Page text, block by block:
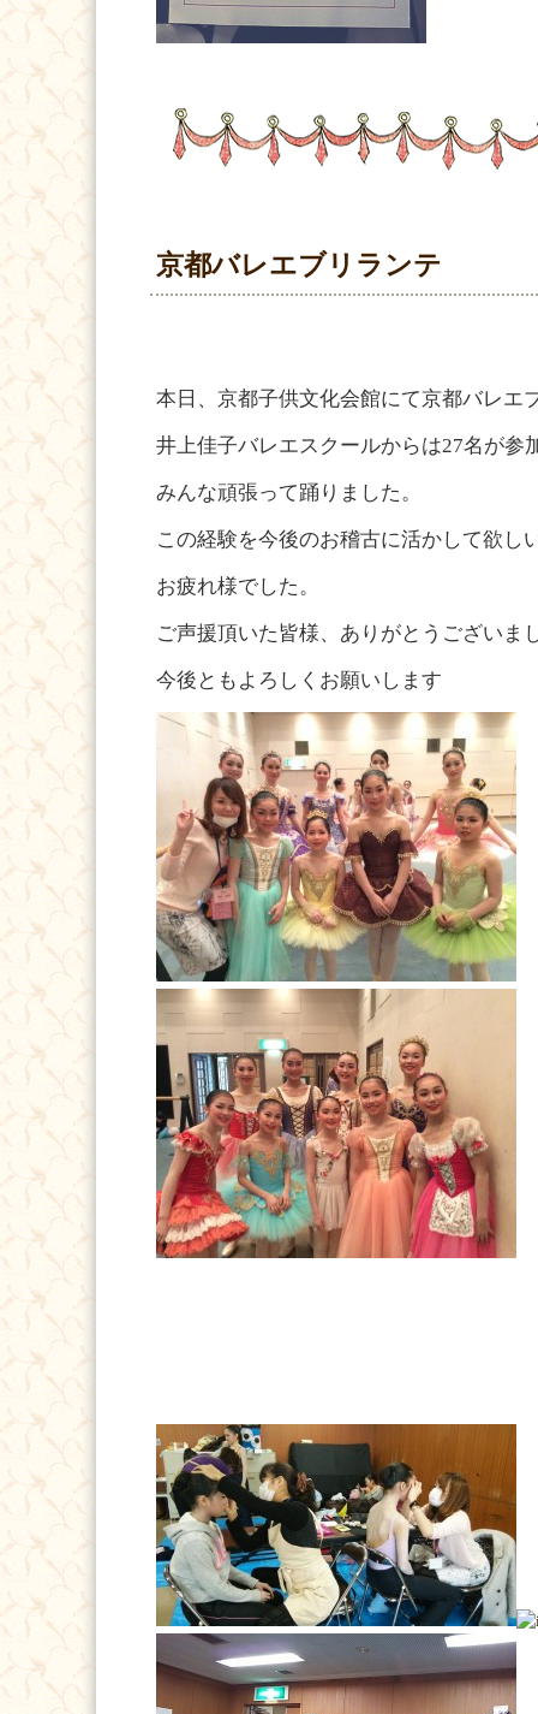
京都バレエブリランテ
本日、京都子供文化会館にて京都バレエ
井上佳子バレエスクールからは27名が参
みんな頑張って踊りました。
この経験を今後のお稽古に活かして欲し
お疲れ様でした。
ご声援頂いた皆様、ありがとうございまし
今後ともよろしくお願いします